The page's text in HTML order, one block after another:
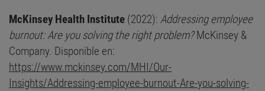
McKinsey Health Institute (2022): Addressing employee
burnout: Are you solving the right problem?McKinsey &
Company. Disponible en:
https://www.mckinsey.com/MHI/Our-
Insights/Addressing-employee-burnout-Are-you-solving-